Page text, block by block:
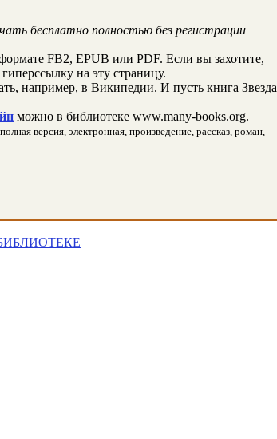
бесплатно полностью без регистрации
FB2, EPUB или PDF. Если вы захотите,
на эту страницу.
например, в Википедии. И пусть книга Звезда
можно в библиотеке www.many-books.org.
версия, электронная, произведение, рассказ, роман,